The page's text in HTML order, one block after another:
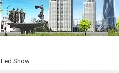
Led Show